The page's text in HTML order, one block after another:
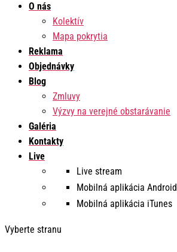
O nás
Kolektív
Mapa pokrytia
Reklama
Objednávky
Blog
Zmluvy
Výzvy na verejné obstarávanie
Galéria
Kontakty
Live
Live stream
Mobilná aplikácia Android
Mobilná aplikácia iTunes
Vyberte stranu